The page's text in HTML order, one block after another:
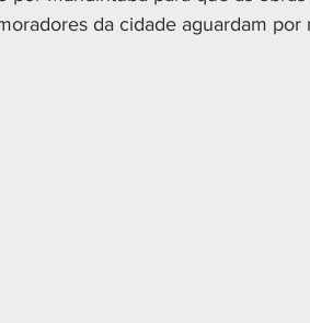
da cidade aguardam por